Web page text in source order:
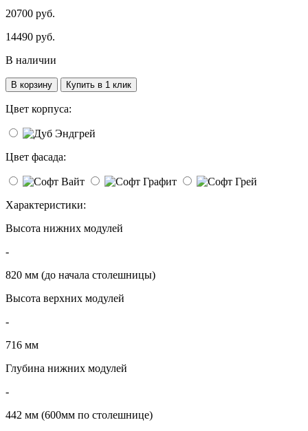
20700 руб.
14490 руб.
В наличии
В корзину Купить в 1 клик
Цвет корпуса:
Цвет фасада:
Характеристики:
Высота нижних модулей
-
820 мм (до начала столешницы)
Высота верхних модулей
-
716 мм
Глубина нижних модулей
-
442 мм (600мм по столешнице)